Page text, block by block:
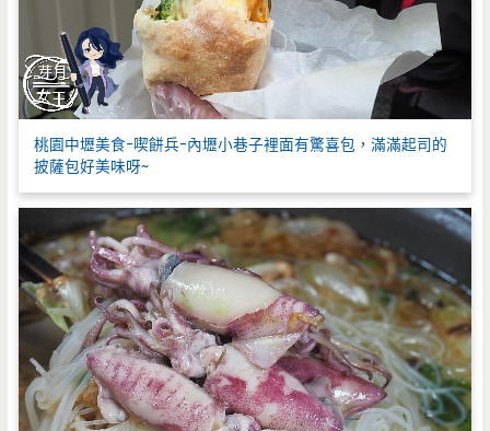
桃園中壢美食-喫餅兵-內壢小巷子裡面有驚喜包，滿滿起司的
披薩包好美味呀~